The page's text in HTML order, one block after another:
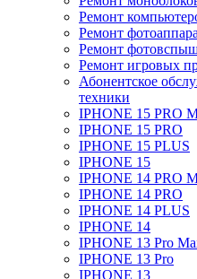
Ремонт
Ремонт
Ремонт
Ремонт игровых
Абонентское
техники
IPHONE 15 PRO
IPHONE 15 PRO
IPHONE 15 PLUS
IPHONE 15
IPHONE 14 PRO
IPHONE 14 PRO
IPHONE 14 PLUS
IPHONE 14
IPHONE 13 Pro
IPHONE 13 Pro
IPHONE 13